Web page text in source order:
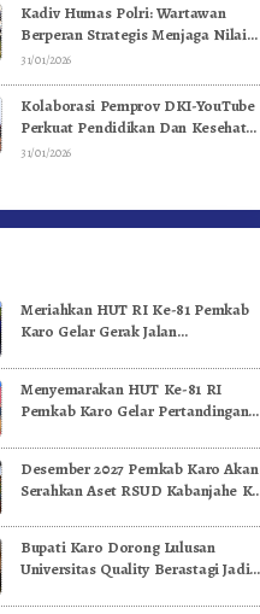
Kadiv Humas Polri: Wartawan
Berperan Strategis Menjaga Nilai
Kebangsaan, Demokrasi, dan NKRI
31/01/2026
Kolaborasi Pemprov DKI-YouTube
Perkuat Pendidikan Dan Kesehatan
Mental
31/01/2026
Meriahkan HUT RI Ke-81 Pemkab
Karo Gelar Gerak Jalan
Menyemarakan HUT Ke-81 RI
Pemkab Karo Gelar Pertandingan
Desember 2027 Pemkab Karo Akan
Serahkan Aset RSUD Kabanjahe Ke
Bupati Karo Dorong Lulusan
Universitas Quality Berastagi Jadi